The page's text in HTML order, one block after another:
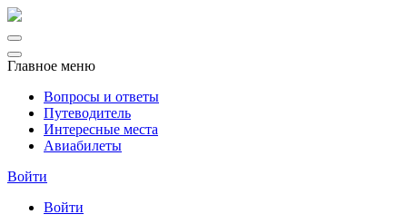
Главное меню
Вопросы и ответы
Путеводитель
Интересные места
Авиабилеты
Войти
Войти